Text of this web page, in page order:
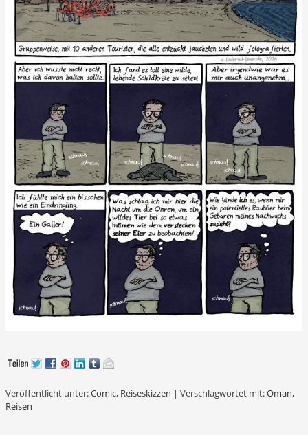
Veröffentlicht unter:Comic, Reiseskizzen | Verschlagwortet mit:Oman,
Reisen